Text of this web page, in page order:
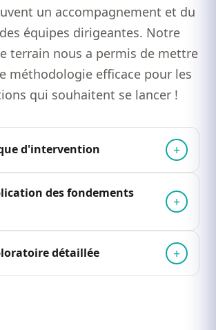
un accompagnement et du
équipes dirigeantes. Notre
terrain nous a permis de mettre
méthodologie efficace pour les
qui souhaitent se lancer !
d'intervention
des fondements
détaillée